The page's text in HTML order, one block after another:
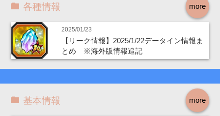
more
各種情報
2025/01/23
【リーク情報】2025/1/22データイン情報ま
とめ ※海外版情報追記
more
基本情報